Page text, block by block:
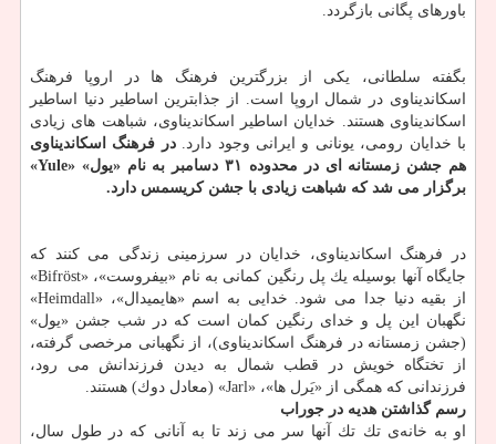
باورهای پگانی بازگردد.
بگفته سلطانی، یكی از بزرگترین فرهنگ ها در اروپا فرهنگ
اسكاندیناوی در شمال اروپا است. از جذابترین اساطیر دنیا اساطیر
اسكاندیناوی هستند. خدایان اساطیر اسكاندیناوی، شباهت های زیادی
با خدایان رومی، یونانی و ایرانی وجود دارد.در فرهنگ اسكاندیناوی
هم جشن زمستانه ای در محدوده ۳۱ دسامبر به نام «یول» «Yule»
برگزار می شد كه شباهت زیادی با جشن كریسمس دارد.
در فرهنگ اسكاندیناوی، خدایان در سرزمینی زندگی می كنند كه
جایگاه آنها بوسیله یك پل رنگین كمانی به نام «بیفروست»، «Bifröst»
از بقیه دنیا جدا می شود. خدایی به اسم «هایمیدال»، «Heimdall»
نگهبان این پل و خدای رنگین كمان است كه در شب جشن «یول»
(جشن زمستانه در فرهنگ اسكاندیناوی)، از نگهبانی مرخصی گرفته،
از تختگاه خویش در قطب شمال به دیدن فرزندانش می رود،
فرزندانی كه همگی از «یَرل ها»، «Jarl» (معادل دوك) هستند.
رسم گذاشتن هدیه در جوراب
او به خانه‌ی تك تك آنها سر می زند تا به آنانی كه در طول سال،